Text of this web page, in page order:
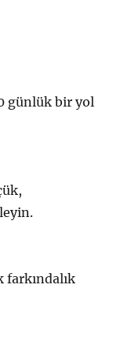
günlük bir yol
farkındalık